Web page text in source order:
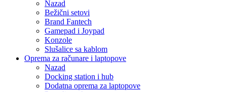
Nazad
Bežični setovi
Brand Fantech
Gamepad i Joypad
Konzole
Slušalice sa kablom
Oprema za računare i laptopove
Nazad
Docking station i hub
Dodatna oprema za laptopove